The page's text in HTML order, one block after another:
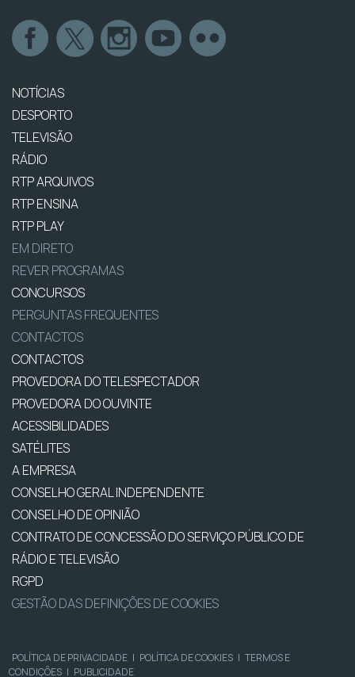
NOTÍCIAS
DESPORTO
TELEVISÃO
RÁDIO
RTP ARQUIVOS
RTP ENSINA
RTP PLAY
EM DIRETO
REVER PROGRAMAS
CONCURSOS
PERGUNTAS FREQUENTES
CONTACTOS
CONTACTOS
PROVEDORA DO TELESPECTADOR
PROVEDORA DO OUVINTE
ACESSIBILIDADES
SATÉLITES
A EMPRESA
CONSELHO GERAL INDEPENDENTE
CONSELHO DE OPINIÃO
CONTRATO DE CONCESSÃO DO SERVIÇO PÚBLICO DE
RÁDIO E TELEVISÃO
RGPD
GESTÃO DAS DEFINIÇÕES DE COOKIES
POLÍTICA DE PRIVACIDADE | POLÍTICA DE COOKIES | TERMOS E
CONDIÇÕES | PUBLICIDADE